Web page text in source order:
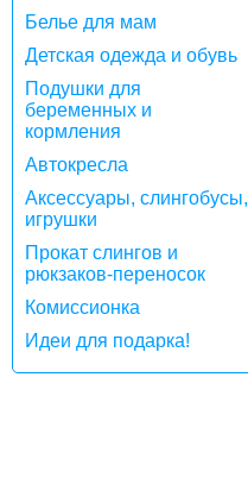
Белье для мам
Детская одежда и обувь
Подушки для
беременных и
кормления
Автокресла
Аксессуары, слингобусы,
игрушки
Прокат слингов и
рюкзаков-переносок
Комиссионка
Идеи для подарка!